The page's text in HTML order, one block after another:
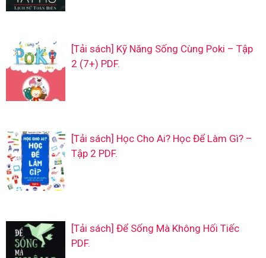
[Tải sách] Kỹ Năng Sống Cùng Poki – Tập
2 (7+) PDF.
[Tải sách] Học Cho Ai? Học Để Làm Gì? –
Tập 2 PDF.
[Tải sách] Để Sống Mà Không Hối Tiếc
PDF.